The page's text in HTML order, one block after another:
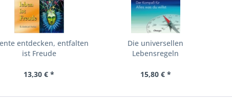
entdecken, entfalten
ist Freude
13,30 € *
Die universellen
Lebensregeln
15,80 € *